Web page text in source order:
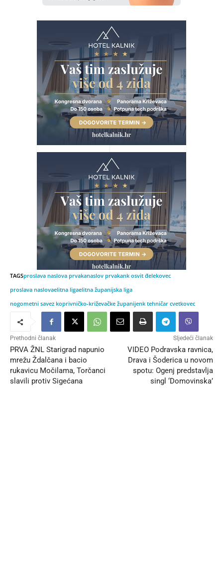
TAGSproslava naslova prvakanaslov prvakank osvit đelekovec
proslava naslovaelitna ligaelitna županijska liga
nogometni savez koprivničko-križevačke županijenk tehničar cvetkovec
Prethodni članak
PRVA ŽNL Starigrad napunio
mrežu Ždalčana i bacio
rukavicu Močilama, Torčanci
slavili protiv Sigećana
Sljedeći članak
VIDEO Podravska ravnica,
Drava i Šoderica u novom
spotu: Ogenj predstavlja
singl ‘Domovinska’